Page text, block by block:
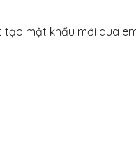
tạo mật khẩu mới qua